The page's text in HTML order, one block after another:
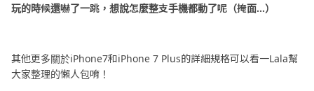
玩的時候還嚇了一跳，想說怎麼整支手機都動了呢（掩面...）​
其他更多關於iPhone7和iPhone 7 Plus的詳細規格可以看一Lala幫
大家整理的懶人包唷！